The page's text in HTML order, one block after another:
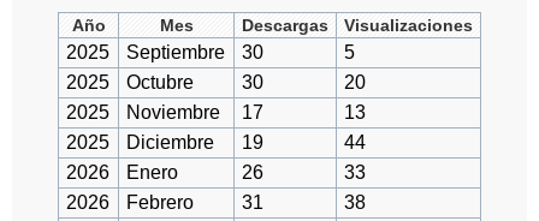
Año Mes Descargas Visualizaciones
2025 Septiembre 30
5
2025
Octubre 30
20
2025
Noviembre 17
13
2025
Diciembre 19
44
2026
Enero 26
33
2026
Febrero 31
38